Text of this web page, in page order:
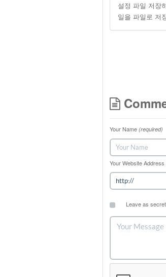
설정 파일 저장
일을 파일로 저
Your Name (required)
Your Website Address
Leave as secret